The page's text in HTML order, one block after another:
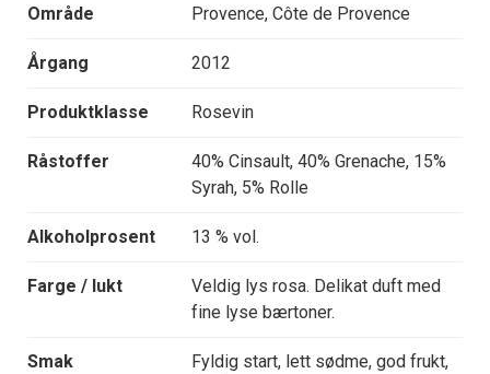
Område Provence, Côte de Provence
Årgang 2012
Produktklasse Rosevin
Råstoffer
40% Cinsault, 40% Grenache, 15%
Syrah, 5% Rolle
Alkoholprosent 13 % vol.
Farge / lukt
Veldig lys rosa. Delikat duft med
fine lyse bærtoner.
Smak
Fyldig start, lett sødme, god frukt,